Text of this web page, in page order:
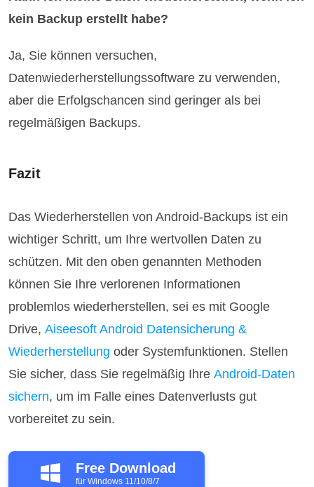
kein Backup erstellt habe?
Ja, Sie können versuchen,
Datenwiederherstellungssoftware zu verwenden,
aber die Erfolgschancen sind geringer als bei
regelmäßigen Backups.
Fazit
Das Wiederherstellen von Android-Backups ist ein
wichtiger Schritt, um Ihre wertvollen Daten zu
schützen. Mit den oben genannten Methoden
können Sie Ihre verlorenen Informationen
problemlos wiederherstellen, sei es mit Google
Drive,Aiseesoft Android Datensicherung &
Wiederherstellung oder Systemfunktionen. Stellen
Sie sicher, dass Sie regelmäßig IhreAndroid-Daten
sichern, um im Falle eines Datenverlusts gut
vorbereitet zu sein.
Free Download
für Windows 11/10/8/7